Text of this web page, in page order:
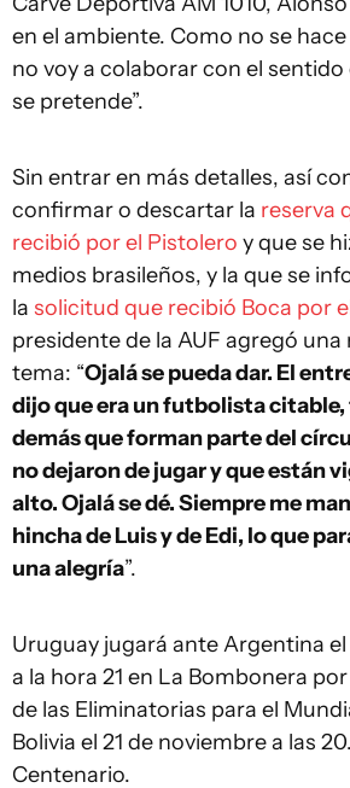
en el ambiente. Como no se
no voy a colaborar con el
se pretende”.
Sin entrar en más detalles, así
confirmar o descartar la reserva
recibió por el Pistolero y que se
medios brasileños, y la que se
la solicitud que recibió Boca por
presidente de la AUF agregó
tema: “Ojalá se pueda dar. El
dijo que era un futbolista
demás que forman parte del
no dejaron de jugar y que están
alto. Ojalá se dé. Siempre me
hincha de Luis y de Edi, lo que
una alegría”.
Uruguay jugará ante Argentina
a la hora 21 en La Bombonera
de las Eliminatorias para el
Bolivia el 21 de noviembre a las
Centenario.